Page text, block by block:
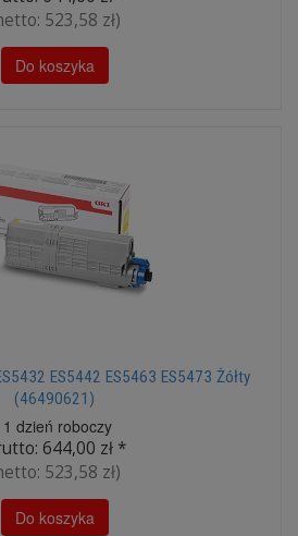
523,58 zł)
Do koszyka
ES5442 ES5463 ES5473 Żółty
(46490621)
1 dzień roboczy
644,00 zł*
523,58 zł)
Do koszyka